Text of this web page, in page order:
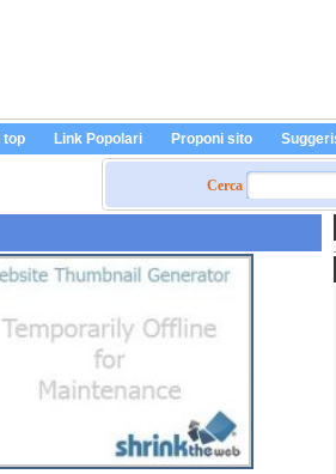
top Link Popolari Proponi sito
Cerca